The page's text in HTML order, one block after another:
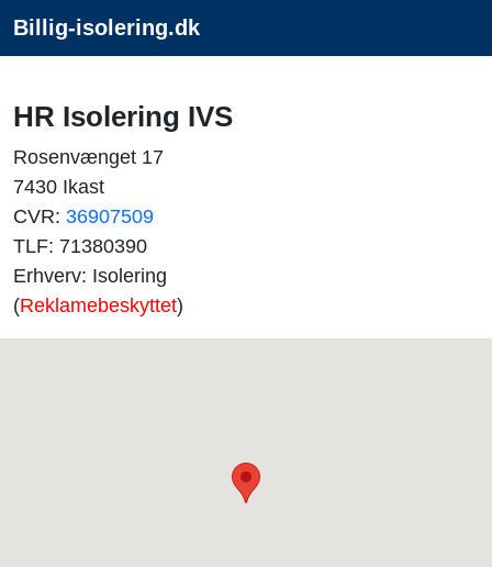
Billig-isolering.dk
HR Isolering IVS
Rosenvænget 17
7430 Ikast
CVR: 36907509
TLF: 71380390
Erhverv: Isolering
(Reklamebeskyttet)